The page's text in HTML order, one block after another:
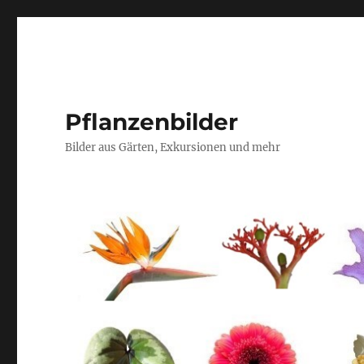
Pflanzenbilder
Bilder aus Gärten, Exkursionen und mehr